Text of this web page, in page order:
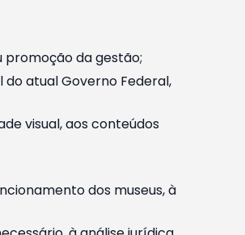
da gestão;
atual Governo Federal,
visual, aos conteúdos
dos museus, à